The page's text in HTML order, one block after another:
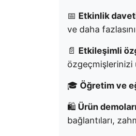
📅 Etkinlik
ve daha
📄 Etkileşimli
özgeçmişlerinizi
🎓 Öğretim ve
🛍️ Ürün
bağlantıları,